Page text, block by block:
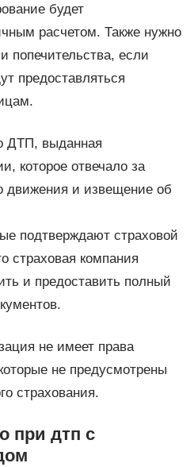
будет
расчетом. Также нужно
попечительства, если
предоставляться
ДТП, выданная
которое отвечало за
движения и извещение об
подтверждают страховой
страховая компания
и предоставить полный
не имеет права
не предусмотрены
страхования.
при дтп с